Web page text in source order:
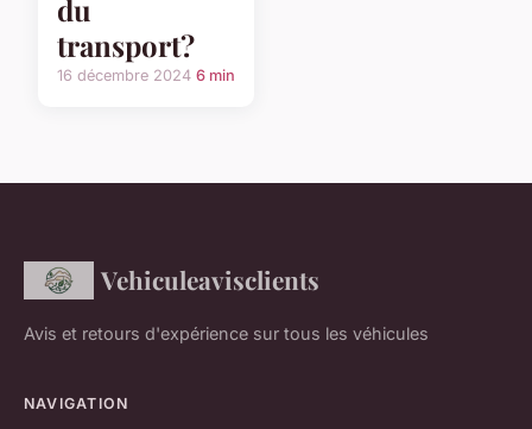
du
transport?
16 décembre 2024 6 min
Vehiculeavisclients
Avis et retours d'expérience sur tous les véhicules
NAVIGATION